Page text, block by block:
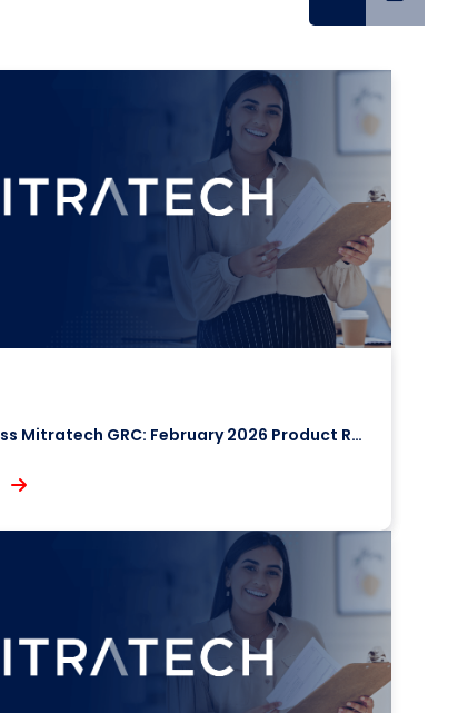
What’s Next Across Mitratech GRC: February 2026 Product Roadmap & Release Highlights